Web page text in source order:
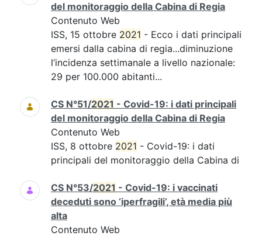
del monitoraggio della Cabina di Regia
Contenuto Web
ISS, 15 ottobre 2021 - Ecco i dati principali
emersi dalla cabina di regia...diminuzione
l’incidenza settimanale a livello nazionale:
29 per 100.000 abitanti...
CS N°51/2021 - Covid-19: i dati principali
del monitoraggio della Cabina di Regia
Contenuto Web
ISS, 8 ottobre 2021 - Covid-19: i dati
principali del monitoraggio della Cabina di
CS N°53/2021 - Covid-19: i vaccinati
deceduti sono ‘iperfragili’, età media più
alta
Contenuto Web